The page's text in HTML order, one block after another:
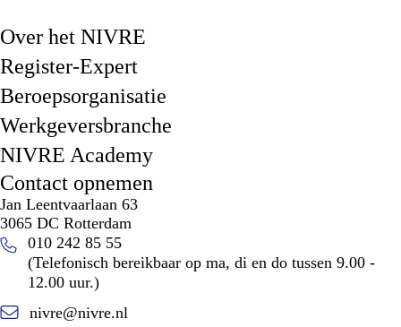
Over het NIVRE
Register-Expert
Beroepsorganisatie
Werkgeversbranche
NIVRE Academy
Contact opnemen
Jan Leentvaarlaan 63
3065 DC Rotterdam
010 242 85 55
(Telefonisch bereikbaar op ma, di en do tussen 9.00 -
12.00 uur.)
nivre@nivre.nl